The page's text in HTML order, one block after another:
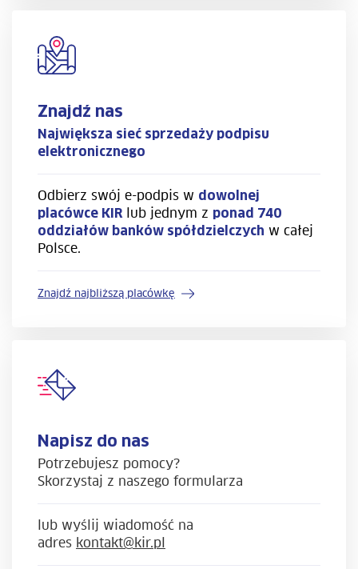
Znajdź nas
Największa sieć sprzedaży podpisu
elektronicznego
Odbierz swój e-podpis w dowolnej
placówce KIRlub jednym z ponad 740
oddziałów banków spółdzielczych w całej
Polsce.
Znajdź najbliższą placówkę
Napisz do nas
Potrzebujesz pomocy?
Skorzystaj z naszego formularza
lub wyślij wiadomość na
adres kontakt@kir.pl